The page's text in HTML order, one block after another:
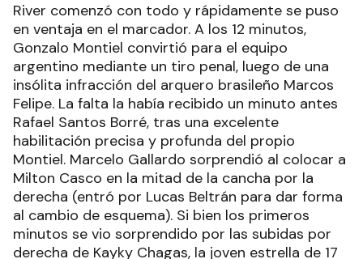
River comenzó con todo y rápidamente se puso
en ventaja en el marcador. A los 12 minutos,
Gonzalo Montiel convirtió para el equipo
argentino mediante un tiro penal, luego de una
insólita infracción del arquero brasileño Marcos
Felipe. La falta la había recibido un minuto antes
Rafael Santos Borré, tras una excelente
habilitación precisa y profunda del propio
Montiel. Marcelo Gallardo sorprendió al colocar a
Milton Casco en la mitad de la cancha por la
derecha (entró por Lucas Beltrán para dar forma
al cambio de esquema). Si bien los primeros
minutos se vio sorprendido por las subidas por
derecha de Kayky Chagas, la joven estrella de 17